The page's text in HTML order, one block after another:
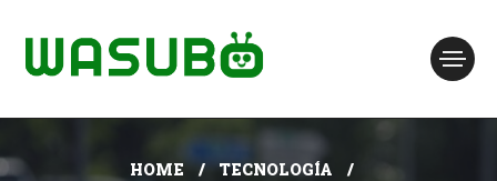
HOME
TECNOLOGÍA